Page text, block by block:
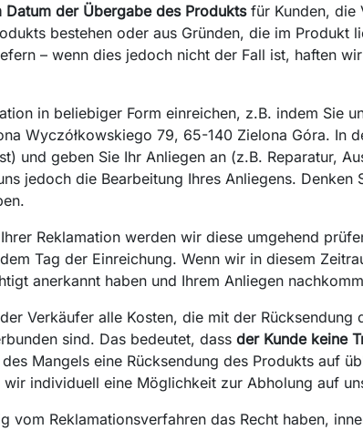
Datum der Übergabe des Produktsfür Kunden, die
bestehen oder aus Gründen, die im Produkt
– wenn dies jedoch nicht der Fall ist, haften
in beliebiger Form einreichen, z.B. indem Sie
Wyczółkowskiego 79, 65-140 Zielona Góra. In
und geben Sie Ihr Anliegen an (z.B. Reparatur,
jedoch die Bearbeitung Ihres Anliegens. Denken
Reklamation werden wir diese umgehend
Tag der Einreichung. Wenn wir in diesem
anerkannt haben und Ihrem Anliegen
Verkäufer alle Kosten, die mit der Rücksendung
sind. Das bedeutet, dass der Kunde keine
Mangels eine Rücksendung des Produkts auf
individuell eine Möglichkeit zur Abholung auf
vom Reklamationsverfahren das Recht haben,